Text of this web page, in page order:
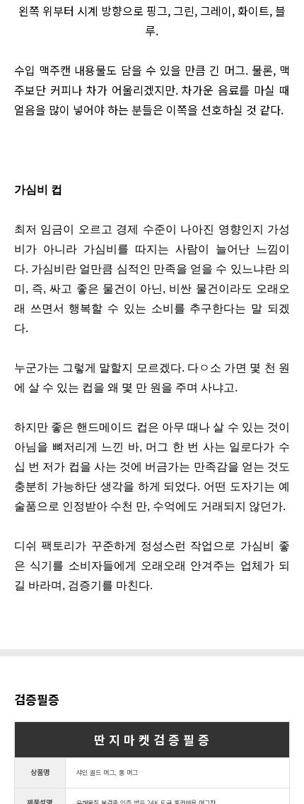
왼쪽 위부터 시계 방향으로 핑그, 그린, 그레이, 화이트, 블
루.
수입 맥주캔 내용물도 담을 수 있을 만큼 긴 머그. 물론, 맥
주보단 커피나 차가 어울리겠지만. 차가운 음료를 마실 때
얼음을 많이 넣어야 하는 분들은 이쪽을 선호하실 것 같다.
가심비 컵
최저 임금이 오르고 경제 수준이 나아진 영향인지 가성
비가 아니라 가심비를 따지는 사람이 늘어난 느낌이
다. 가심비란 얼만큼 심적인 만족을 얻을 수 있느냐란 의
미, 즉, 싸고 좋은 물건이 아닌, 비싼 물건이라도 오래오
래 쓰면서 행복할 수 있는 소비를 추구한다는 말 되겠
다.
누군가는 그렇게 말할지 모르겠다. 다ㅇ소 가면 몇 천 원
에 살 수 있는 컵을 왜 몇 만 원을 주며 사냐고.
하지만 좋은 핸드메이드 컵은 아무 때나 살 수 있는 것이
아님을 뼈저리게 느낀 바, 머그 한 번 사는 일로다가 수
십 번 저가 컵을 사는 것에 버금가는 만족감을 얻는 것도
충분히 가능하단 생각을 하게 되었다. 어떤 도자기는 예
술품으로 인정받아 수천 만, 수억에도 거래되지 않던가.
디쉬 팩토리가 꾸준하게 정성스런 작업으로 가심비 좋
은 식기를 소비자들에게 오래오래 안겨주는 업체가 되
길 바라며, 검증기를 마친다.
검증필증
딴 지 마 켓 검 증 필 증
상품명 샤인 골드 머그, 롱 머그